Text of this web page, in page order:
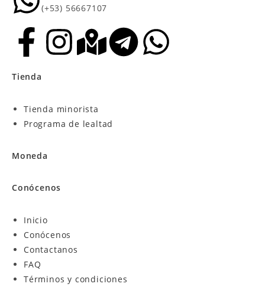
(+53) 56667107
Tienda
Tienda minorista
Programa de lealtad
Moneda
Conócenos
Inicio
Conócenos
Contactanos
FAQ
Términos y condiciones